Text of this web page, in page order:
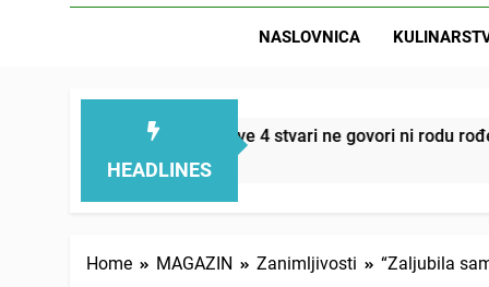
NASLOVNICA
HEADLINES
– ove 4 stvari ne govori ni rodu rođenom
Home MAGAZIN Zanimljivosti “Zaljubila